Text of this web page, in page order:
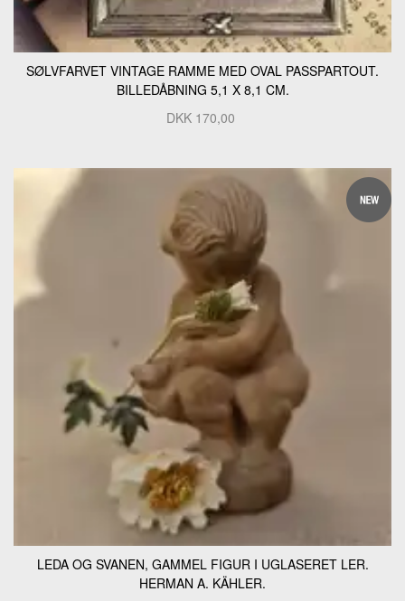
SØLVFARVET VINTAGE RAMME MED OVAL PASSPARTOUT.
BILLEDÅBNING 5,1 X 8,1 CM.
DKK 170,00
LEDA OG SVANEN, GAMMEL FIGUR I UGLASERET LER.
HERMAN A. KÄHLER.